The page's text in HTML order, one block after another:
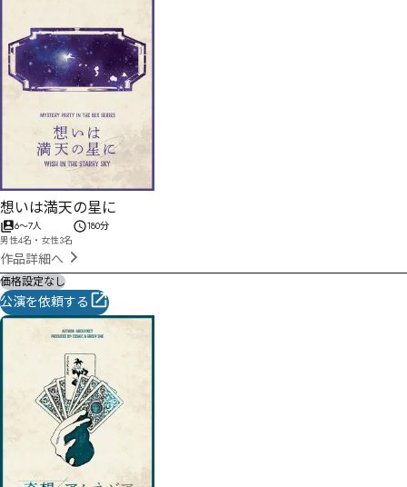
想いは満天の星に
6〜7人
男性4名・女性3名
180分
作品詳細へ
価格設定なし
公演を依頼する